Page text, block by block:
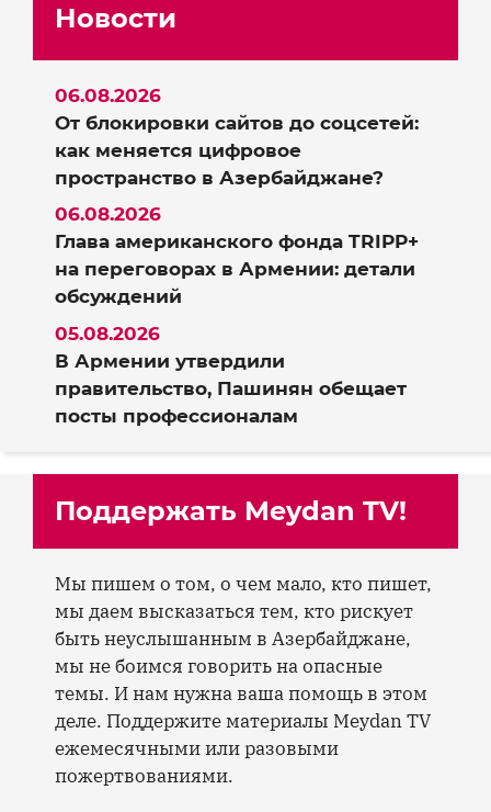
Новости
От блокировки сайтов до соцсетей:
как меняется цифровое
пространство в Азербайджане?
06.08.2026
Глава американского фонда TRIPP+
на переговорах в Армении: детали
обсуждений
06.08.2026
В Армении утвердили
правительство, Пашинян обещает
посты профессионалам
05.08.2026
Поддержать Meydan TV!
Мы пишем о том, о чем мало, кто пишет,
мы даем высказаться тем, кто рискует
быть неуслышанным в Азербайджане,
мы не боимся говорить на опасные
темы. И нам нужна ваша помощь в этом
деле. Поддержите материалы Meydan TV
ежемесячными или разовыми
пожертвованиями.